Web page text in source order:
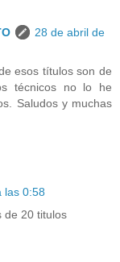
28 de abril de
esos títulos son de
técnicos no lo he
Saludos y muchas
las 0:58
de 20 titulos